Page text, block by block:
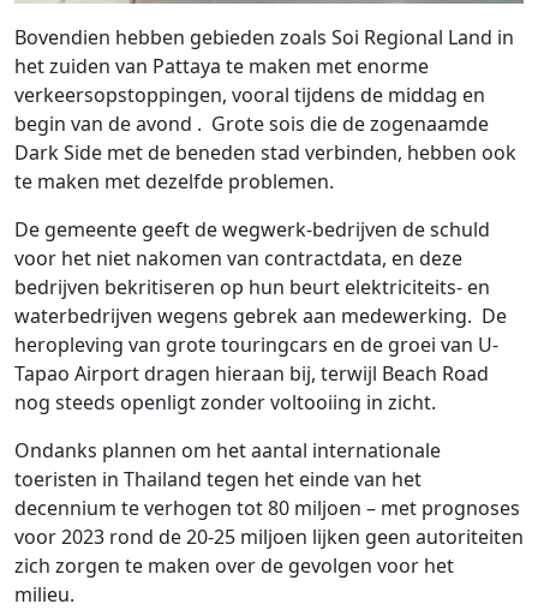
Bovendien hebben gebieden zoals Soi Regional Land in
het zuiden van Pattaya te maken met enorme
verkeersopstoppingen, vooral tijdens de middag en
begin van de avond . Grote sois die de zogenaamde
Dark Side met de beneden stad verbinden, hebben ook
te maken met dezelfde problemen.
De gemeente geeft de wegwerk-bedrijven de schuld
voor het niet nakomen van contractdata, en deze
bedrijven bekritiseren op hun beurt elektriciteits- en
waterbedrijven wegens gebrek aan medewerking. De
heropleving van grote touringcars en de groei van U-
Tapao Airport dragen hieraan bij, terwijl Beach Road
nog steeds openligt zonder voltooiing in zicht.
Ondanks plannen om het aantal internationale
toeristen in Thailand tegen het einde van het
decennium te verhogen tot 80 miljoen – met prognoses
voor 2023 rond de 20-25 miljoen lijken geen autoriteiten
zich zorgen te maken over de gevolgen voor het
milieu.